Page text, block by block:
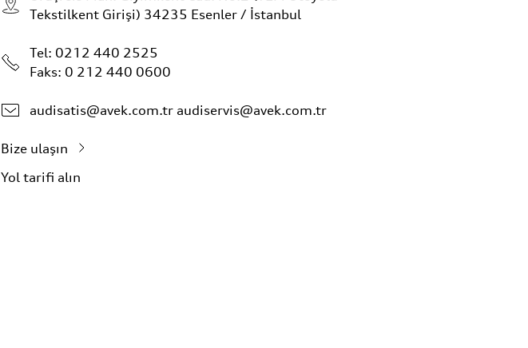
Tekstilkent Girişi) 34235 Esenler / İstanbul
Tel: 0212 440 2525
Faks: 0 212 440 0600
audisatis@avek.com.tr audiservis@avek.com.tr
Bize ulaşın
Yol tarifi alın